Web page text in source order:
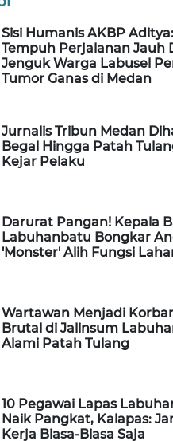
Sisi Humanis AKBP Aditya:
Tempuh Perjalanan Jauh
Jenguk Warga Labusel
Tumor Ganas di Medan
Jurnalis Tribun Medan
Begal Hingga Patah
Kejar Pelaku
Darurat Pangan! Kepala
Labuhanbatu Bongkar
'Monster' Alih Fungsi
Wartawan Menjadi
Brutal di Jalinsum
Alami Patah Tulang
10 Pegawai Lapas
Naik Pangkat, Kalapas:
Kerja Biasa-Biasa Saja